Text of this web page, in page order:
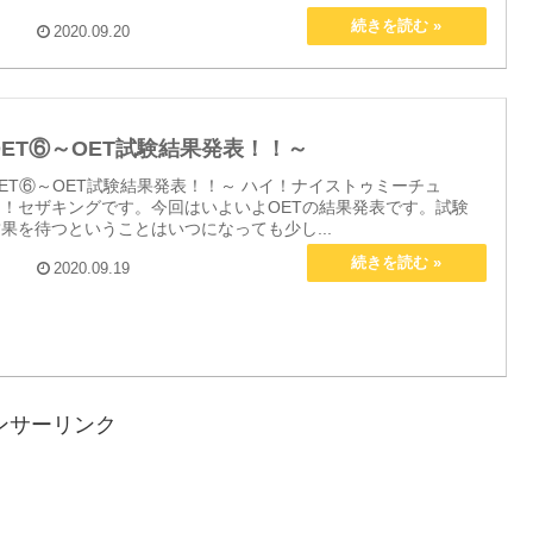
2020.09.20
～OET試験結果発表！！～
～OET試験結果発表！！～ ハイ！ナイストゥミーチュ
セザキングです。今回はいよいよOETの結果発表です。試験
を待つということはいつになっても少し...
2020.09.19
サーリンク